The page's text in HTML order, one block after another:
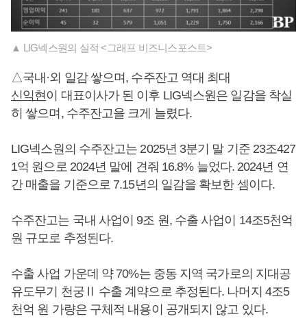
▲ LIG넥스원의 실적 <그래프 비즈니스포스트>
△국내·외 일감 쌓으며, 수주잔고 역대 최대
신익현이 대표이사가 된 이후 LIG넥스원은 일감을 착실
히 쌓으며, 수주잔고을 크게 늘렸다.
LIG넥스원의 수주잔고는 2025년 3분기 말 기준 23조427
1억 원으로 2024년 말에 견줘 16.8% 늘었다. 2024년 연
간 매출을 기준으로 7.15년의 일감을 확보한 셈이다.
수주잔고는 국내 사업이 9조 원, 수출 사업이 14조5천억
원 규모로 추정된다.
수출 사업 가운데 약 70%는 중동 지역 국가로의 지대공
유도무기 천궁Ⅱ 수출 계약으로 추정된다. 나머지 4조5
천억 원 가량은 구체적 내용이 공개되지 않고 있다.